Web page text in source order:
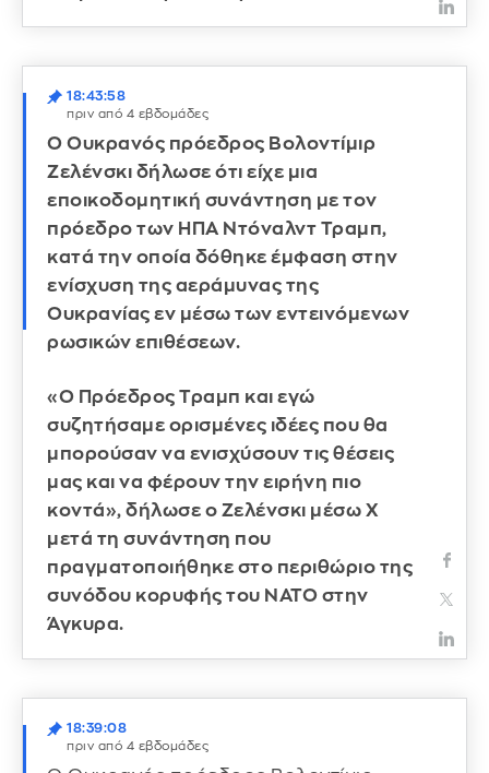
18:43:58
πριν από 4 εβδομάδες
Ο Ουκρανός πρόεδρος Βολοντίμιρ
Ζελένσκι δήλωσε ότι είχε μια
εποικοδομητική συνάντηση με τον
πρόεδρο των ΗΠΑ Ντόναλντ Τραμπ,
κατά την οποία δόθηκε έμφαση στην
ενίσχυση της αεράμυνας της
Ουκρανίας εν μέσω των εντεινόμενων
ρωσικών επιθέσεων.
«Ο Πρόεδρος Τραμπ και εγώ
συζητήσαμε ορισμένες ιδέες που θα
μπορούσαν να ενισχύσουν τις θέσεις
μας και να φέρουν την ειρήνη πιο
κοντά», δήλωσε ο Ζελένσκι μέσω X
μετά τη συνάντηση που
πραγματοποιήθηκε στο περιθώριο της
συνόδου κορυφής του ΝΑΤΟ στην
Άγκυρα.
18:39:08
πριν από 4 εβδομάδες